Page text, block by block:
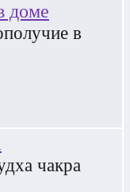
доме
в
чакра